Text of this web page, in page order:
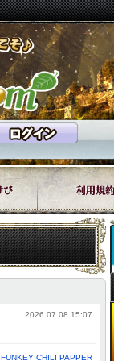
2026.07.08 15:07
FUNKEY CHILI PAPPER